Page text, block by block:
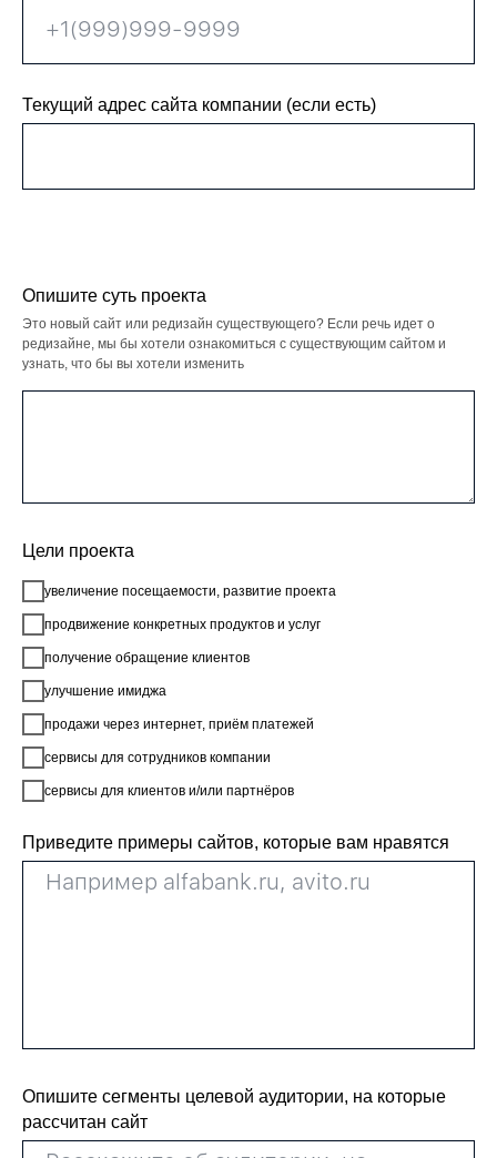
Текущий адрес сайта компании (если есть)
Опишите суть проекта
Это новый сайт или редизайн существующего? Если речь идет о
редизайне, мы бы хотели ознакомиться с существующим сайтом и
узнать, что бы вы хотели изменить
Цели проекта
увеличение посещаемости, развитие проекта
продвижение конкретных продуктов и услуг
получение обращение клиентов
улучшение имиджа
продажи через интернет, приём платежей
сервисы для сотрудников компании
сервисы для клиентов и/или партнёров
Приведите примеры сайтов, которые вам нравятся
Опишите сегменты целевой аудитории, на которые
рассчитан сайт